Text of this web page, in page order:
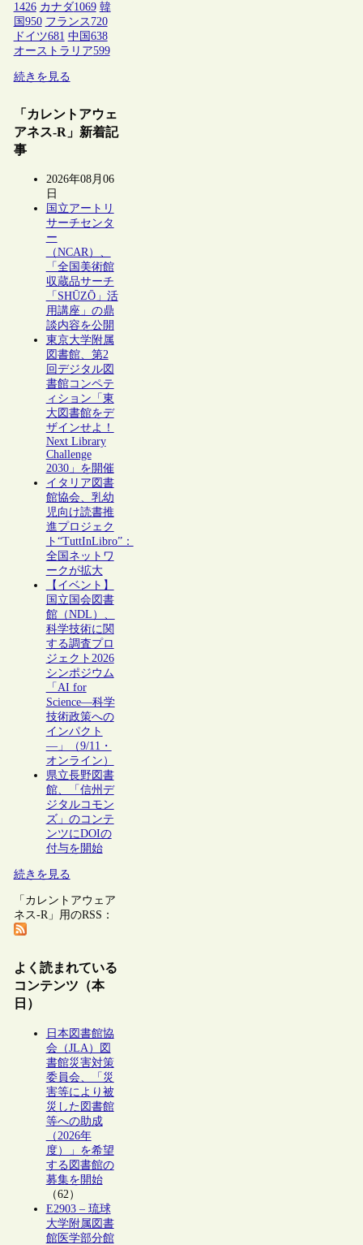
1426 カナダ1069 韓
国 950 フランス 720
ドイツ681 中国 638
オーストラリア599
続きを見る
「カレントアウェ
アネス-R」新着記
事
2026年08月06
日
国立アートリ
サーチセンタ
ー
（NCAR）、
「全国美術館
収蔵品サーチ
「SHŪZŌ」活
用講座」の鼎
談内容を公開
東京大学附属
図書館、第2
回デジタル図
書館コンペテ
ィション「東
大図書館をデ
ザインせよ！
Next Library
Challenge
2030」を開催
イタリア図書
館協会、乳幼
児向け読書推
進プロジェク
ト“TuttInLibro”：
全国ネットワ
ークが拡大
【イベント】
国立国会図書
館（NDL）、
科学技術に関
する調査プロ
ジェクト2026
シンポジウム
「AI for
Science―科学
技術政策への
インパクト
―」（9/11・
オンライン）
県立長野図書
館、「信州デ
ジタルコモン
ズ」のコンテ
ンツにDOIの
付与を開始
続きを見る
「カレントアウェア
ネス-R」用のRSS：
よく読まれている
コンテンツ（本
日）
日本図書館協
会（JLA）図
書館災害対策
委員会、「災
害等により被
災した図書館
等への助成
（2026年
度）」を希望
する図書館の
募集を開始
（62）
E2903 – 琉球
大学附属図書
館医学部分館